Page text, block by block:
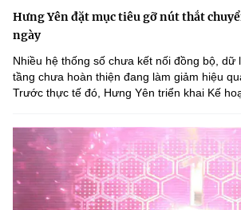
Hưng Yên đặt mục tiêu gỡ nút thắt
ngày
Nhiều hệ thống số chưa kết nối đồng bộ, dữ
tầng chưa hoàn thiện đang làm giảm hiệu
Trước thực tế đó, Hưng Yên triển khai Kế